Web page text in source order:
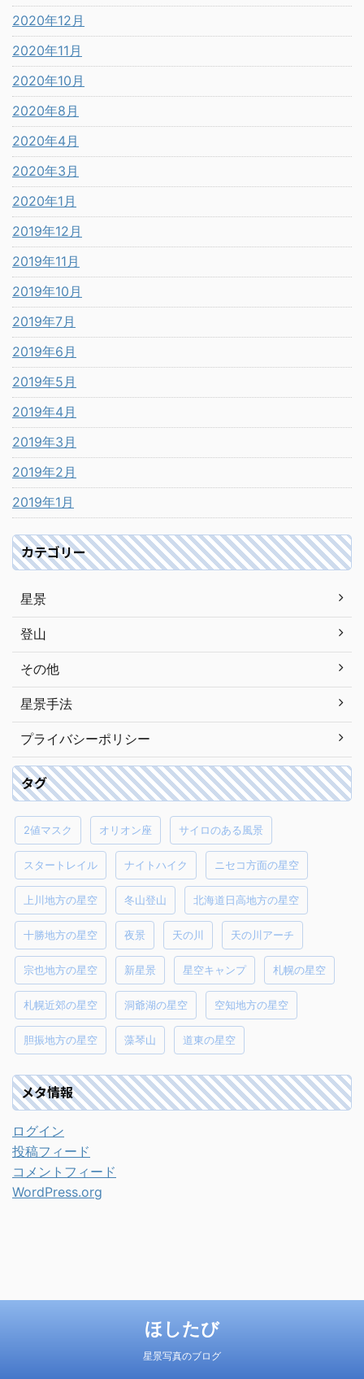
2020年12月
2020年11月
2020年10月
2020年8月
2020年4月
2020年3月
2020年1月
2019年12月
2019年11月
2019年10月
2019年7月
2019年6月
2019年5月
2019年4月
2019年3月
2019年2月
2019年1月
カテゴリー
星景
登山
その他
星景手法
プライバシーポリシー
タグ
2値マスク オリオン座 サイロのある風景
スタートレイル ナイトハイク ニセコ方面の星空
上川地方の星空 冬山登山 北海道日高地方の星空
十勝地方の星空 夜景 天の川 天の川アーチ
宗也地方の星空 新星景 星空キャンプ 札幌の星空
札幌近郊の星空 洞爺湖の星空 空知地方の星空
胆振地方の星空 藻琴山 道東の星空
メタ情報
ログイン
投稿フィード
コメントフィード
WordPress.org
ほしたび
星景写真のブログ
© 2026 ほしたび Powered by STINGER